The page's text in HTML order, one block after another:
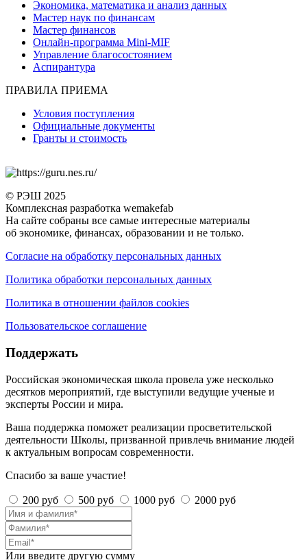
Экономика, математика и анализ данных
Мастер наук по финансам
Мастер финансов
Онлайн-программа Mini-MIF
Управление благосостоянием
Аспирантура
ПРАВИЛА ПРИЕМА
Условия поступления
Официальные документы
Гранты и стоимость
© РЭШ 2025
Комплексная разработка wemakefab
На сайте собраны все самые интересные материалы
об экономике, финансах, образовании и не только.
Согласие на обработку персональных данных
Политика обработки персональных данных
Политика в отношении файлов cookies
Пользовательское соглашение
Поддержать
Российская экономическая школа провела уже несколько
десятков мероприятий, где выступили ведущие ученые и
эксперты России и мира.
Ваша поддержка поможет реализации просветительской
деятельности Школы, призванной привлечь внимание людей
к актуальным вопросам современности.
Спасибо за ваше участие!
200 руб 500 руб 1000 руб 2000 руб
Или введите другую сумму